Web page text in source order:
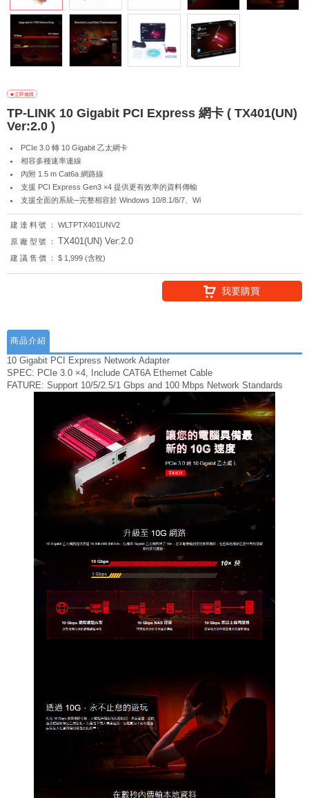
TP-LINK 10 Gigabit PCI Express 網卡 ( TX401(UN)
Ver:2.0 )
PCIe 3.0 轉 10 Gigabit 乙太網卡
相容多種速率連線
內附 1.5 m Cat6a 網路線
支援 PCI Express Gen3 ×4 提供更有效率的資料傳輸
支援全面的系統─完整相容於 Windows 10/8.1/8/7、Wi
建達料號：
WLTPTX401UNV2
原廠型號：
TX401(UN) Ver:2.0
建議售價： $ 1,999 (含稅)
我要購買
商品介紹
10 Gigabit PCI Express Network Adapter
SPEC: PCIe 3.0 ×4, Include CAT6A Ethernet Cable
FATURE: Support 10/5/2.5/1 Gbps and 100 Mbps Network Standards